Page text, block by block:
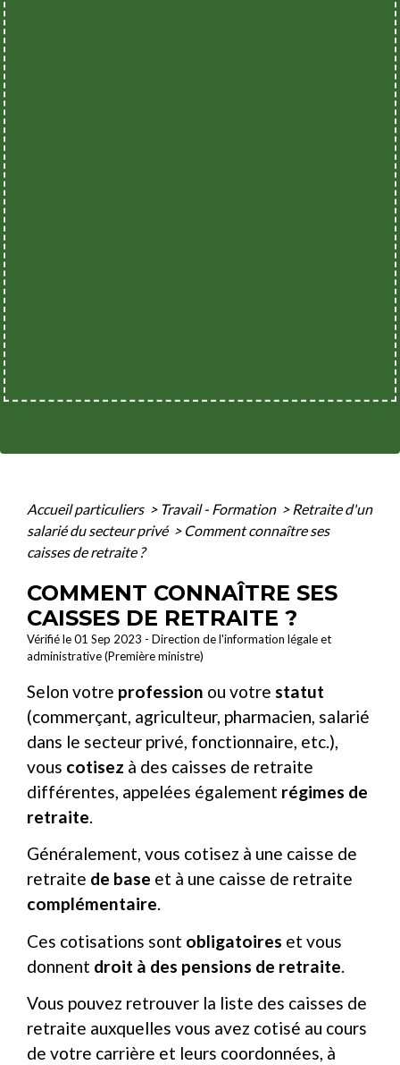
Accueil particuliers > Travail - Formation > Retraite d'un
salarié du secteur privé > Comment connaître ses
caisses de retraite ?
COMMENT CONNAÎTRE SES
CAISSES DE RETRAITE ?
Vérifié le 01 Sep 2023 - Direction de l'information légale et
administrative (Première ministre)
Selon votre profession ou votre statut
(commerçant, agriculteur, pharmacien, salarié
dans le secteur privé, fonctionnaire, etc.),
vous cotisez à des caisses de retraite
différentes, appelées également régimes de
retraite.
Généralement, vous cotisez à une caisse de
retraite de base et à une caisse de retraite
complémentaire.
Ces cotisations sont obligatoires et vous
donnent droit à des pensions de retraite.
Vous pouvez retrouver la liste des caisses de
retraite auxquelles vous avez cotisé au cours
de votre carrière et leurs coordonnées, à